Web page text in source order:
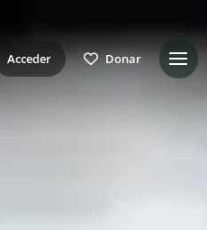
Acceder Donar